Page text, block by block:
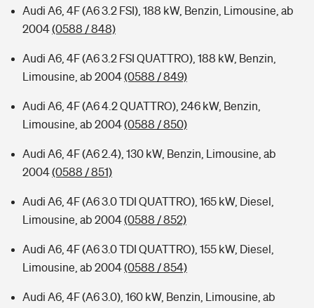
Audi A6, 4F (A6 3.2 FSI), 188 kW, Benzin, Limousine, ab
2004(0588 / 848)
Audi A6, 4F (A6 3.2 FSI QUATTRO), 188 kW, Benzin,
Limousine, ab 2004(0588 / 849)
Audi A6, 4F (A6 4.2 QUATTRO), 246 kW, Benzin,
Limousine, ab 2004(0588 / 850)
Audi A6, 4F (A6 2.4), 130 kW, Benzin, Limousine, ab
2004(0588 / 851)
Audi A6, 4F (A6 3.0 TDI QUATTRO), 165 kW, Diesel,
Limousine, ab 2004(0588 / 852)
Audi A6, 4F (A6 3.0 TDI QUATTRO), 155 kW, Diesel,
Limousine, ab 2004(0588 / 854)
Audi A6, 4F (A6 3.0), 160 kW, Benzin, Limousine, ab